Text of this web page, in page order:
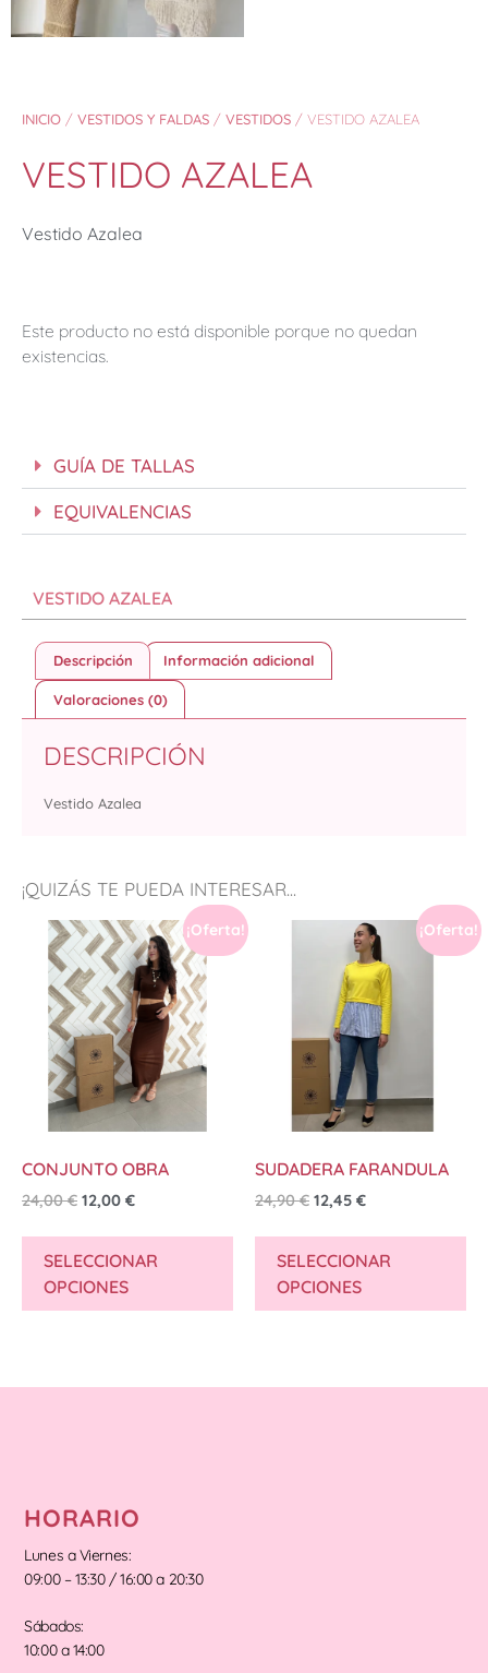
INICIO / VESTIDOS Y FALDAS / VESTIDOS / VESTIDO AZALEA
VESTIDO AZALEA
Vestido Azalea
Este producto no está disponible porque no quedan
existencias.
GUÍA DE TALLAS
EQUIVALENCIAS
¡QUIZÁS TE PUEDA INTERESAR...
¡Oferta!
CONJUNTO OBRA
24,00€ 12,00 €
SELECCIONAR
OPCIONES
¡Oferta!
SUDADERA FARANDULA
24,90€ 12,45 €
SELECCIONAR
OPCIONES
VESTIDO AZALEA
Descripción Información adicional
Valoraciones (0)
DESCRIPCIÓN
Vestido Azalea
HORARIO
Lunes a Viernes:
09:00 – 13:30 / 16:00 a 20:30
Sábados:
10:00 a 14:00